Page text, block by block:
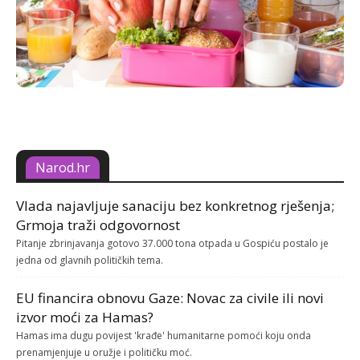
Narod.hr
Vlada najavljuje sanaciju bez konkretnog rješenja;
Grmoja traži odgovornost
Pitanje zbrinjavanja gotovo 37.000 tona otpada u Gospiću postalo je
jedna od glavnih političkih tema.
EU financira obnovu Gaze: Novac za civile ili novi
izvor moći za Hamas?
Hamas ima dugu povijest 'krađe' humanitarne pomoći koju onda
prenamjenjuje u oružje i političku moć.